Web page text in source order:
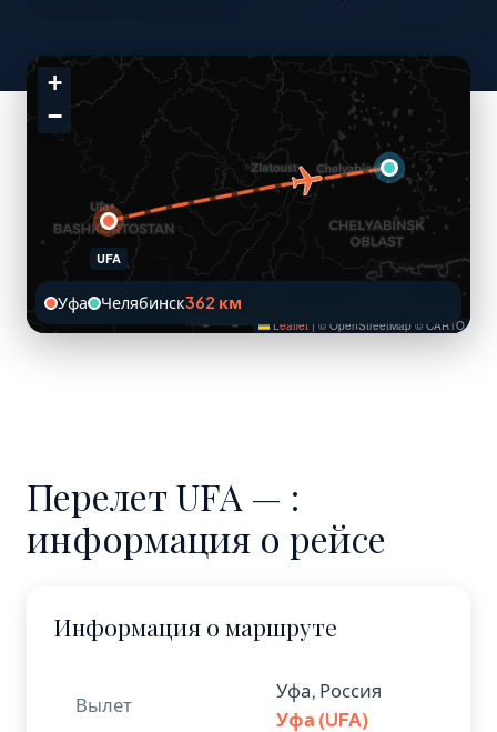
UFA
+
−
Leaflet | © OpenStreetMap © CARTO
Уфа Челябинск362 км
Перелет UFA — :
информация о рейсе
Информация о маршруте
Вылет
Уфа, Россия
Уфа (UFA)